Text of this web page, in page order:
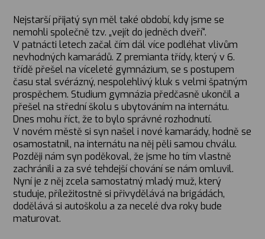
Nejstarší přijatý syn měl také období, kdy jsme se
nemohli společně tzv. „vejít do jedněch dveří“.
V patnácti letech začal čím dál více podléhat vlivům
nevhodných kamarádů. Z premianta třídy, který v 6.
třídě přešel na víceleté gymnázium, se s postupem
času stal svérázný, nespolehlivý kluk s velmi špatným
prospěchem. Studium gymnázia předčasně ukončil a
přešel na střední školu s ubytováním na internátu.
Dnes mohu říct, že to bylo správné rozhodnutí.
V novém městě si syn našel i nové kamarády, hodně se
osamostatnil, na internátu na něj pěli samou chválu.
Později nám syn poděkoval, že jsme ho tím vlastně
zachránili a za své tehdejší chování se nám omluvil.
Nyní je z něj zcela samostatný mladý muž, který
studuje, příležitostně si přivydělává na brigádách,
dodělává si autoškolu a za necelé dva roky bude
maturovat.